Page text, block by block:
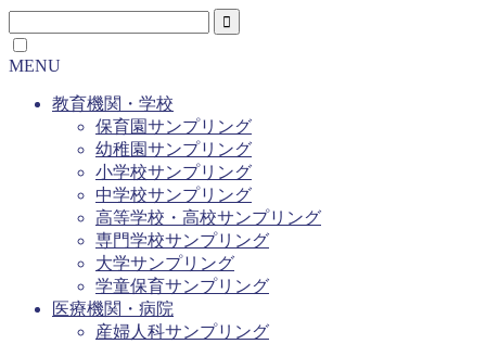
MENU
教育機関・学校
保育園サンプリング
幼稚園サンプリング
小学校サンプリング
中学校サンプリング
高等学校・高校サンプリング
専門学校サンプリング
大学サンプリング
学童保育サンプリング
医療機関・病院
産婦人科サンプリング